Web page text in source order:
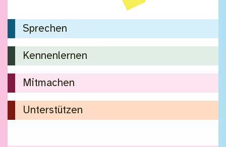
Sprechen
Kennenlernen
Mitmachen
Unterstützen